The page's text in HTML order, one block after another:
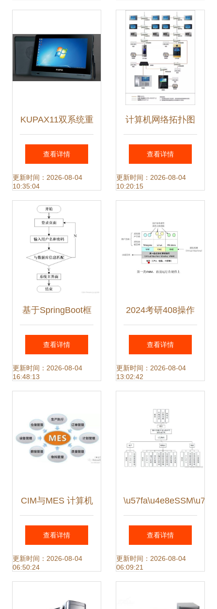
控项目优质落地
KUPAX11双系统重
塑工控效能
查看详情
更新时间：2026-08-04
10:35:04
计算机网络拓扑图
在计算机系统服务
中的关键作用
查看详情
更新时间：2026-08-04
10:20:15
基于SpringBoot框
架的客户信息管理
系统设计与实现
源码80944）
查看详情
更新时间：2026-08-04
16:48:13
2024考研408操作
系统 第一章 计算
机系统概述——深
掌握五状态核心
查看详情
更新时间：2026-08-04
13:02:42
CIM与MES 计算机
系统服务的深度融
合与应用
查看详情
更新时间：2026-08-04
06:50:24
查看详情
更新时间：2026-08-04
06:09:21